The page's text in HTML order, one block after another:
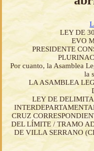
LEY DE
EVO
PRESIDENTE
Por cuanto, la Asamblea
la
LA ASAMBLEA
LEY DE
CRUZ
DEL LÍMITE / TRAMO
DE VILLA SERRANO